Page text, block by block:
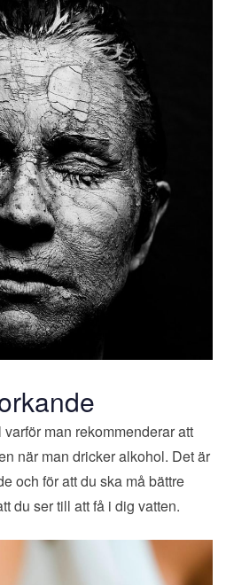
man rekommenderar att
när man dricker alkohol. Det är
och för att du ska må bättre
du ser till att få i dig vatten.